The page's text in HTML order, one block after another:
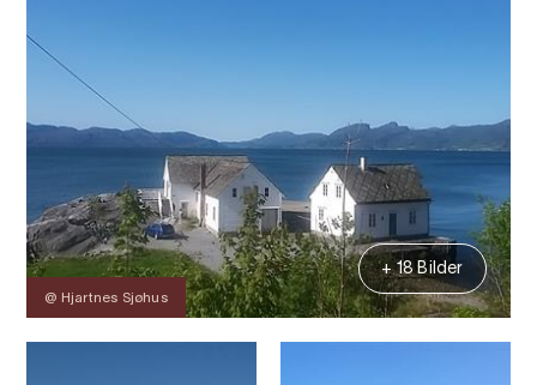
@ Hjartnes Sjøhus
+ 18 Bilder